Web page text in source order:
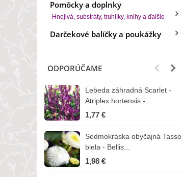
Pomôcky a doplnky
Hnojivá, substráty, truhlíky, knihy a ďalšie
Darčekové balíčky a poukážky
ODPORÚČAME
Lebeda záhradná Scarlet -
Atriplex hortensis -...
1,77 €
Sedmokráska obyčajná Tasso
biela - Bellis...
1,98 €